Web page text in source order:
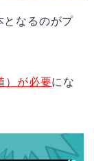
となるのがプ
）が必要にな